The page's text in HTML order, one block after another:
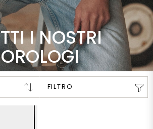
I NOSTRI
OROLOGI
FILTRO